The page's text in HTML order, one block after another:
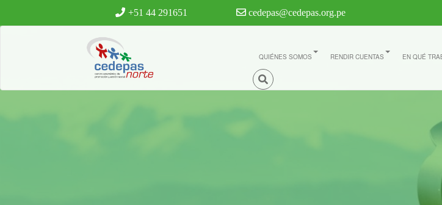
+51 44 291651 cedepas@cedepas.org.pe
QUIÉNES SOMOS RENDIR CUENTAS EN QUÉ